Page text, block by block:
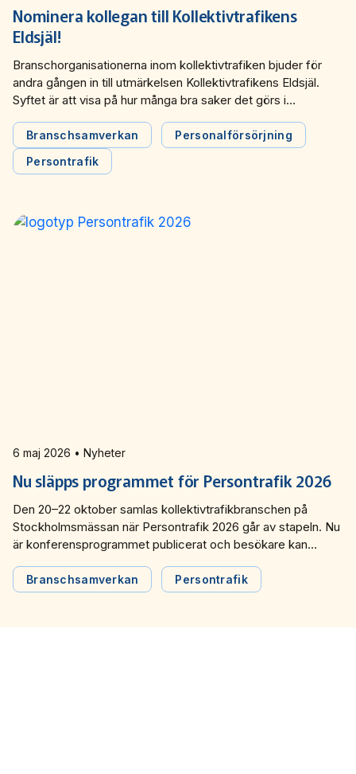
Nominera kollegan till Kollektivtrafikens
Eldsjäl!
Branschorganisationerna inom kollektivtrafiken bjuder för
andra gången in till utmärkelsen Kollektivtrafikens Eldsjäl.
Syftet är att visa på hur många bra saker det görs i
frontfigurer.
Branschsamverkan
Personalförsörjning
Persontrafik
6 maj 2026 • Nyheter
Nu släpps programmet för Persontrafik 2026
Den 20–22 oktober samlas kollektivtrafikbranschen på
Stockholmsmässan när Persontrafik 2026 går av stapeln. Nu
är konferensprogrammet publicerat och besökare kan
ämnesområden och aktiviteter.
Branschsamverkan Persontrafik